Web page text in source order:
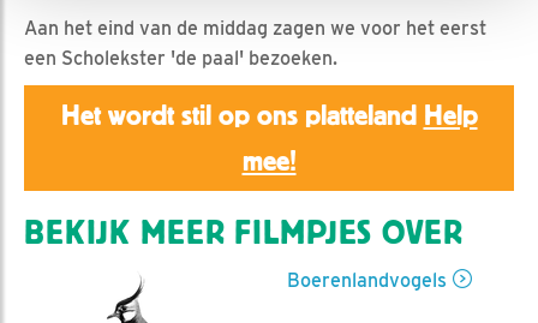
Aan het eind van de middag zagen we voor het eerst
een Scholekster 'de paal' bezoeken.
Het wordt stil op ons platteland Help
mee!
BEKIJK MEER FILMPJES OVER
Boerenlandvogels